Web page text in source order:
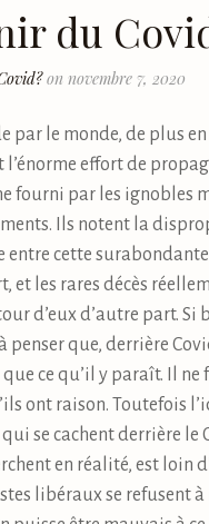
du
on novembre 7, 2020
par le monde, de plus
l’énorme effort de
fourni par les ignobles
Ils notent la
entre cette
et les rares décès
d’eux d’autre part. Si
penser que, derrière
ce qu’il y paraît. Il ne
ont raison. Toutefois
se cachent derrière le
en réalité, est loin
libéraux se refusent